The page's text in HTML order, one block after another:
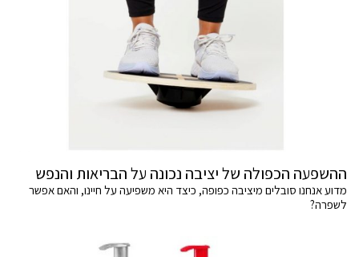
ההשפעה הכפולה של יציבה נכונה על הבריאות והנפש
מדוע אנחנו סובלים מיציבה כפופה, כיצד היא משפיעה על חיינו, והאם אפשר
לשפרה?